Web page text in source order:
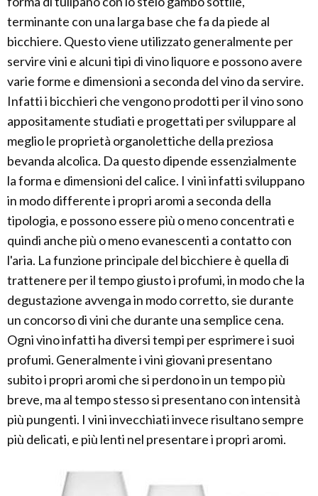
terminante con una larga base che fa da piede al
bicchiere. Questo viene utilizzato generalmente per
servire vini e alcuni tipi di vino liquore e possono avere
varie forme e dimensioni a seconda del vino da servire.
Infatti i bicchieri che vengono prodotti per il vino sono
appositamente studiati e progettati per sviluppare al
meglio le proprietà organolettiche della preziosa
bevanda alcolica. Da questo dipende essenzialmente
la forma e dimensioni del calice. I vini infatti sviluppano
in modo differente i propri aromi a seconda della
tipologia, e possono essere più o meno concentrati e
quindi anche più o meno evanescenti a contatto con
l'aria. La funzione principale del bicchiere è quella di
trattenere per il tempo giusto i profumi, in modo che la
degustazione avvenga in modo corretto, sie durante
un concorso di vini che durante una semplice cena.
Ogni vino infatti ha diversi tempi per esprimere i suoi
profumi. Generalmente i vini giovani presentano
subito i propri aromi che si perdono in un tempo più
breve, ma al tempo stesso si presentano con intensità
più pungenti. I vini invecchiati invece risultano sempre
più delicati, e più lenti nel presentare i propri aromi.